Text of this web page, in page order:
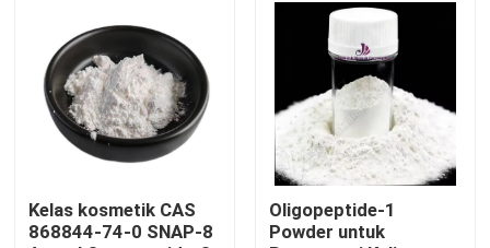
Hubungi kami
Berita
Permintaan Penawaran
Ekstrak tumbuhan alami
Kelas kosmetik CAS
868844-74-0 SNAP-8
Oligopeptide-1
Powder untuk